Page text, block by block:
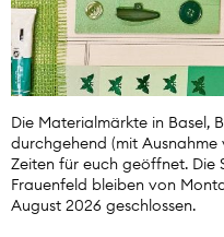
Die Materialmärkte in Basel,
durchgehend (mit Ausnahme
Zeiten für euch geöffnet. Die
Frauenfeld bleiben von
August 2026 geschlossen.